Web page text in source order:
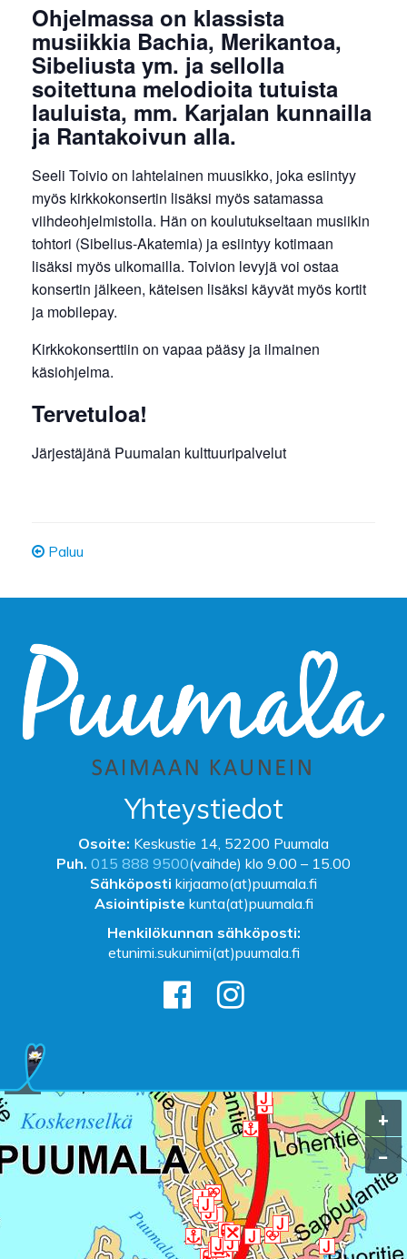
Ohjelmassa on klassista
musiikkia Bachia, Merikantoa,
Sibeliusta ym. ja sellolla
soitettuna melodioita tutuista
lauluista, mm. Karjalan kunnailla
ja Rantakoivun alla.
Seeli Toivio on lahtelainen muusikko, joka esiintyy
myös kirkkokonsertin lisäksi myös satamassa
viihdeohjelmistolla. Hän on koulutukseltaan musiikin
tohtori (Sibelius-Akatemia) ja esiintyy kotimaan
lisäksi myös ulkomailla. Toivion levyjä voi ostaa
konsertin jälkeen, käteisen lisäksi käyvät myös kortit
ja mobilepay.
Kirkkokonserttiin on vapaa pääsy ja ilmainen
käsiohjelma.
Tervetuloa!
Järjestäjänä Puumalan kulttuuripalvelut
Paluu
Yhteystiedot
Osoite: Keskustie 14, 52200 Puumala
Puh. 015 888 9500(vaihde) klo 9.00 – 15.00
Sähköposti kirjaamo(at)puumala.fi
Asiointipiste kunta(at)puumala.fi
Henkilökunnan sähköposti:
etunimi.sukunimi(at)puumala.fi